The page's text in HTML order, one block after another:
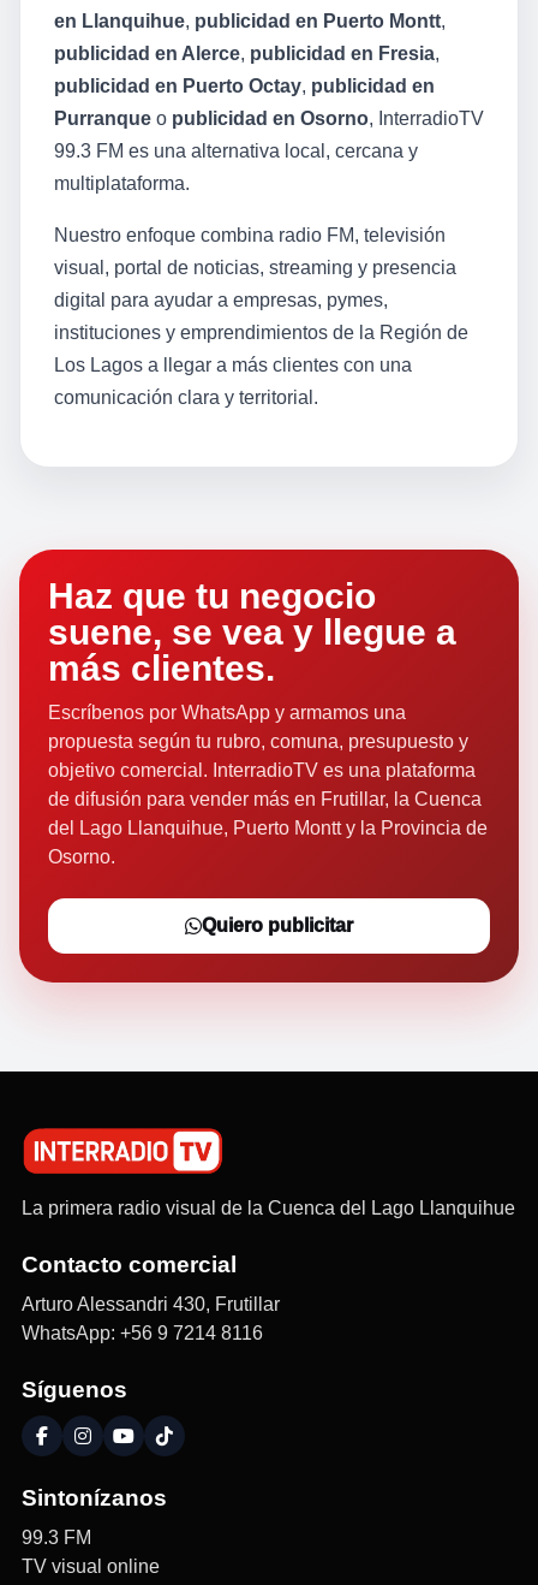
en Llanquihue, publicidad en Puerto Montt,
publicidad en Alerce, publicidad en Fresia,
publicidad en Puerto Octay, publicidad en
Purranque o publicidad en Osorno, InterradioTV
99.3 FM es una alternativa local, cercana y
multiplataforma.
Nuestro enfoque combina radio FM, televisión
visual, portal de noticias, streaming y presencia
digital para ayudar a empresas, pymes,
instituciones y emprendimientos de la Región de
Los Lagos a llegar a más clientes con una
comunicación clara y territorial.
Haz que tu negocio
suene, se vea y llegue a
más clientes.
Escríbenos por WhatsApp y armamos una
propuesta según tu rubro, comuna, presupuesto y
objetivo comercial. InterradioTV es una plataforma
de difusión para vender más en Frutillar, la Cuenca
del Lago Llanquihue, Puerto Montt y la Provincia de
Osorno.
Quiero publicitar
La primera radio visual de la Cuenca del Lago Llanquihue
Contacto comercial
Arturo Alessandri 430, Frutillar
WhatsApp: +56 9 7214 8116
Síguenos
Sintonízanos
99.3 FM
TV visual online